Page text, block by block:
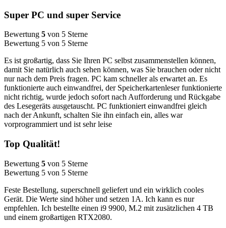
Super PC und super Service
Bewertung 5 von 5 Sterne
Bewertung 5 von 5 Sterne
Es ist großartig, dass Sie Ihren PC selbst zusammenstellen können,
damit Sie natürlich auch sehen können, was Sie brauchen oder nicht
nur nach dem Preis fragen. PC kam schneller als erwartet an. Es
funktionierte auch einwandfrei, der Speicherkartenleser funktionierte
nicht richtig, wurde jedoch sofort nach Aufforderung und Rückgabe
des Lesegeräts ausgetauscht. PC funktioniert einwandfrei gleich
nach der Ankunft, schalten Sie ihn einfach ein, alles war
vorprogrammiert und ist sehr leise
Top Qualität!
Bewertung 5 von 5 Sterne
Bewertung 5 von 5 Sterne
Feste Bestellung, superschnell geliefert und ein wirklich cooles
Gerät. Die Werte sind höher und setzen 1A. Ich kann es nur
empfehlen. Ich bestellte einen i9 9900, M.2 mit zusätzlichen 4 TB
und einem großartigen RTX2080.